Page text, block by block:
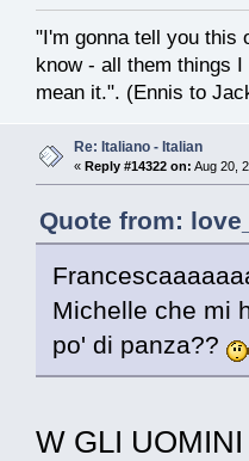
"I'm gonna tell you this
know - all them things
mean it.". (Ennis to
Re: Italiano - Italian
« Reply #14322 on: Aug 20,
Quote from:
Michelle che mi
po' di panza??
W GLI